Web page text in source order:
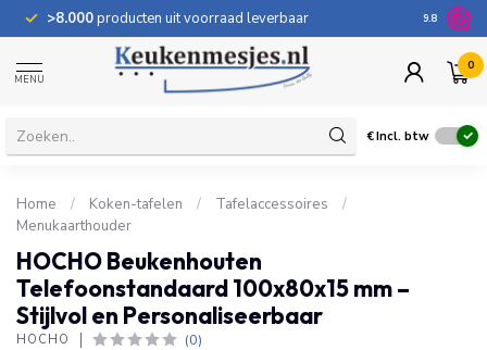
>8.000producten uit voorraad leverbaar 100
9.8
MENU
0
€Incl. btw
Home / Koken-tafelen / Tafelaccessoires
/
Menukaarthouder
HOCHO Beukenhouten
Telefoonstandaard 100x80x15 mm –
Stijlvol en Personaliseerbaar
HOCHO (0)